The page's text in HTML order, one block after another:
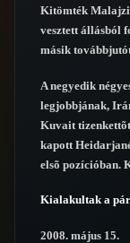
Kitömték
vesztett állásból
másik
A negyedik
legjobbjának,
Kuvait
kapott
elsõ pozícióban.
Kialakultak a
2008. május 15.